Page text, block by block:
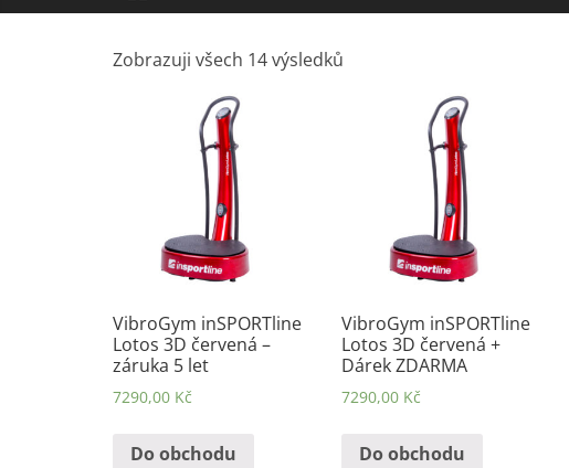
Zobrazuji všech 14 výsledků
VibroGym inSPORTline
Lotos 3D červená –
záruka 5 let
7290,00 Kč
Do obchodu
VibroGym inSPORTline
Lotos 3D červená +
Dárek ZDARMA
7290,00 Kč
Do obchodu